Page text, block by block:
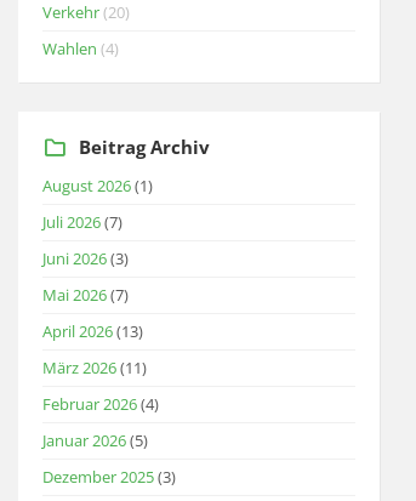
Verkehr(20)
Wahlen (4)
Beitrag Archiv
August 2026(1)
Juli 2026(7)
Juni 2026(3)
Mai 2026(7)
April 2026(13)
März 2026(11)
Februar 2026(4)
Januar 2026(5)
Dezember 2025(3)